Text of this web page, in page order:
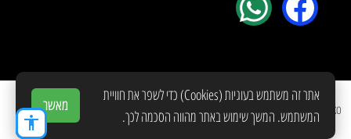
Copyright © 2026 Created by
YOKO
תנאי שימוש
מדיניות פרטיות accessibility
אתר זה משתמש בעוגיות (Cookies) כדי לשפר את חוויית
המשתמש. המשך שימוש באתר מהווה הסכמה לכך.
מאשר